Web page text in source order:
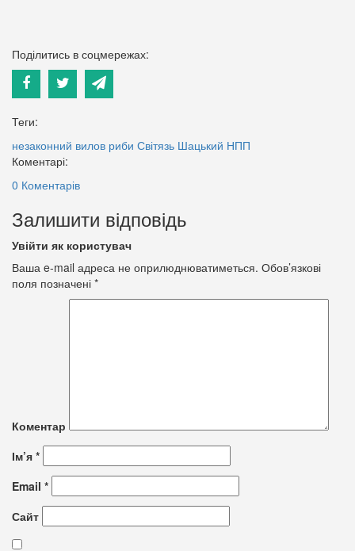
Поділитись в соцмережах:
Теги:
незаконний вилов риби Світязь Шацький НПП
Коментарі:
0 Коментарів
Залишити відповідь
Увійти як користувач
Ваша e-mail адреса не оприлюднюватиметься. Обов’язкові
поля позначені *
Коментар
Ім’я *
Email *
Сайт